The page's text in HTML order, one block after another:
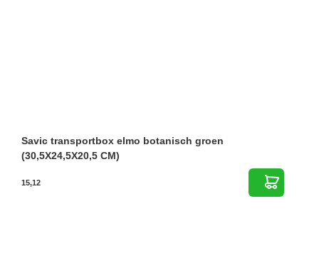
Savic transportbox elmo botanisch groen
(30,5X24,5X20,5 CM)
15,12